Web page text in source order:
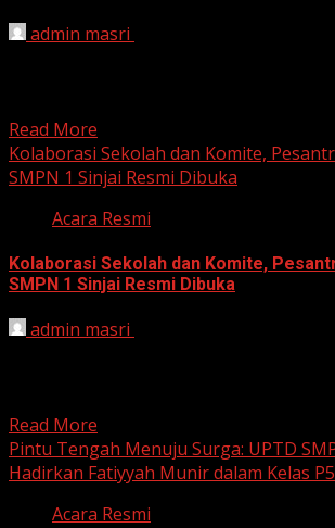
admin masri
Read More
Kolaborasi Sekolah dan Komite,
SMPN 1 Sinjai Resmi Dibuka
Acara Resmi
Kolaborasi Sekolah dan Komite,
SMPN 1 Sinjai Resmi Dibuka
admin masri
Read More
Pintu Tengah Menuju Surga: UPTD
Hadirkan Fatiyyah Munir dalam Kelas P5
Acara Resmi